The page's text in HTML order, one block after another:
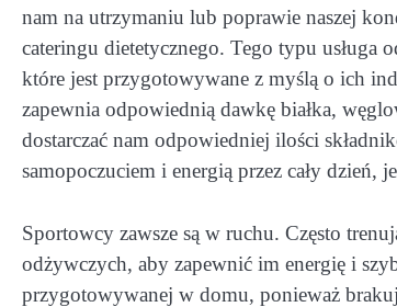
nam na utrzymaniu lub poprawie naszej
cateringu dietetycznego. Tego typu usługa
które jest przygotowywane z myślą o ich
zapewnia odpowiednią dawkę białka,
dostarczać nam odpowiedniej ilości
samopoczuciem i energią przez cały dzień,
Sportowcy zawsze są w ruchu. Często
odżywczych, aby zapewnić im energię i
przygotowywanej w domu, ponieważ